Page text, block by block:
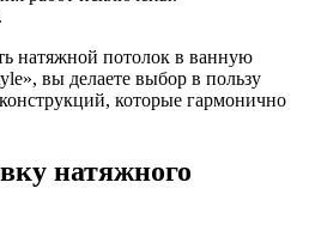
натяжной потолок в ванную
вы делаете выбор в пользу
которые гармонично
натяжного